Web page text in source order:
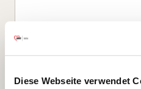
Diese Webseite verwendet